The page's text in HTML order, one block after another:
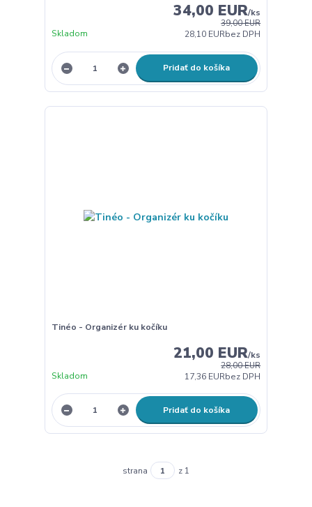
39,00 EUR
34,00 EUR/ks
28,10 EURbez DPH
Skladom
Pridať do košíka
Tinéo - Organizér ku kočíku
28,00 EUR
21,00 EUR/ks
17,36 EURbez DPH
Skladom
Pridať do košíka
strana z 1